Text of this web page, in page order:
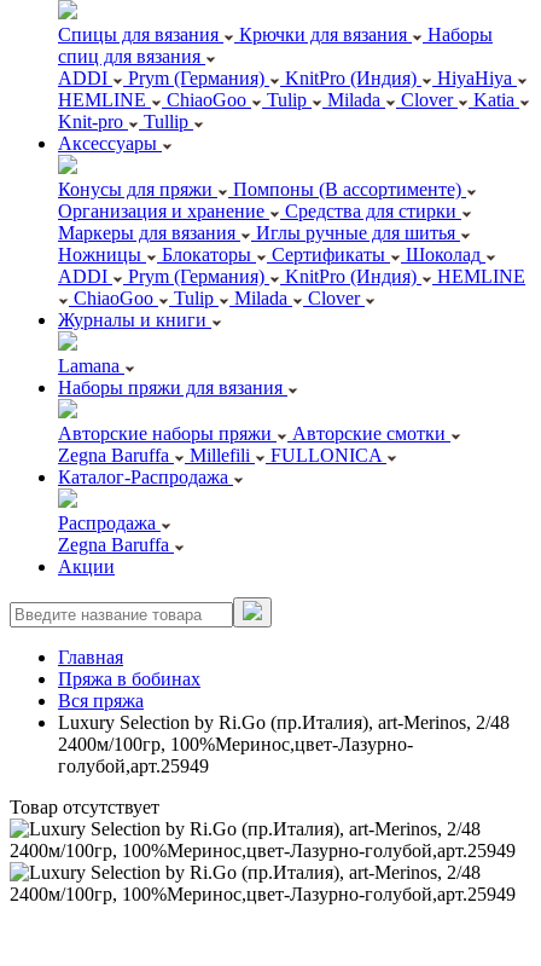
Спицы для вязания Крючки для вязания
Наборы
спиц для вязания
ADDI
Prym (Германия) KnitPro (Индия)
HiyaHiya
HEMLINE
ChiaoGoo Tulip Milada Clover
Katia
Knit-pro
Tullip
Аксессуары
Конусы для пряжи
Помпоны (В ассортименте)
Организация и хранение
Средства для стирки
Маркеры для вязания
Иглы ручные для шитья
Ножницы
Блокаторы Сертификаты
Шоколад
ADDI
Prym (Германия) KnitPro (Индия)
HEMLINE
ChiaoGoo
Tulip Milada
Clover
Журналы и книги
Lamana
Наборы пряжи для вязания
Авторские наборы пряжи
Авторские смотки
Zegna Baruffa
Millefili
FULLONICA
Каталог-Распродажа
Распродажа
Zegna Baruffa
Акции
Главная
Пряжа в бобинах
Вся пряжа
Luxury Selection by Ri.Go (пр.Италия), art-Merinos, 2/48
2400м/100гр, 100%Меринос,цвет-Лазурно-
голубой,арт.25949
Товар отсутствует